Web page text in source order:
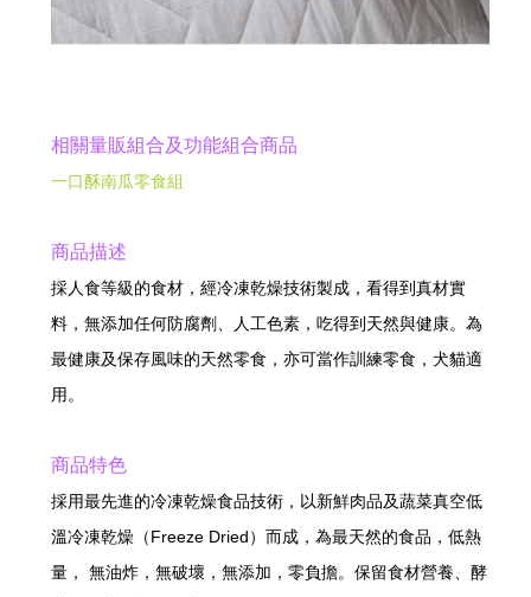
相關量販組合及功能組合商品
一口酥南瓜零食組
商品描述
採人食等級的食材，經冷凍乾燥技術製成，看得到真材實
料，無添加任何防腐劑、人工色素，吃得到天然與健康。為
最健康及保存風味的天然零食，亦可當作訓練零食，犬貓適
用。
商品特色
採用最先進的冷凍乾燥食品技術，以新鮮肉品及蔬菜真空低
溫冷凍乾燥（Freeze Dried）而成，為最天然的食品，低熱
量， 無油炸，無破壞，無添加，零負擔。保留食材營養、酵